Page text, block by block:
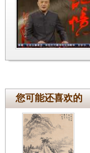
您可能还喜欢的